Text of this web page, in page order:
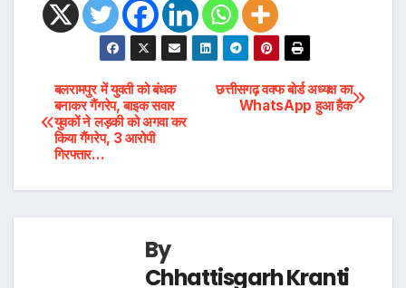
Post
navigation
छत्तीसगढ़ वक्फ बोर्ड अध्यक्ष का
WhatsApp हुआ हैक
बलरामपुर में युवती को बंधक
बनाकर गैंगरेप, बाइक सवार
युवकों ने लड़की को अगवा कर
किया गैंगरेप, 3 आरोपी
गिरफ्तार…
By
Chhattisgarh Kranti